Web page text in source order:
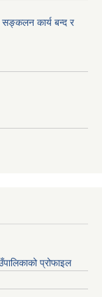
सङ्कलन कार्य बन्द र
प्रोफाइल